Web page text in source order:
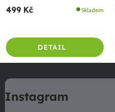
499 Kč Skladem
DETAIL
á
pInstagram